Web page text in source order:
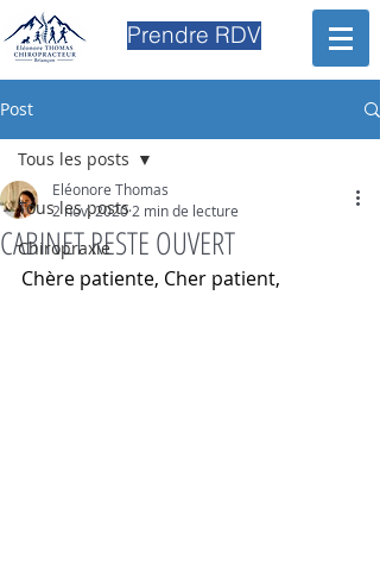
Prendre RDV
Post
Tous les posts
Chiropraxie
Tous les posts
CABINET RESTE OUVERT
Eléonore Thomas
2 nov. 2020 2 min de lecture
Chère patiente, Cher patient,